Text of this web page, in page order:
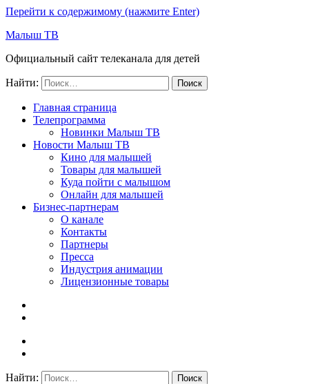
Перейти к содержимому (нажмите Enter)
Малыш ТВ
Официальный сайт телеканала для детей
Найти:
Главная страница
Телепрограмма
Новинки Малыш ТВ
Новости Малыш ТВ
Кино для малышей
Товары для малышей
Куда пойти с малышом
Онлайн для малышей
Бизнес-партнерам
О канале
Контакты
Партнеры
Пресса
Индустрия анимации
Лицензионные товары
Найти: